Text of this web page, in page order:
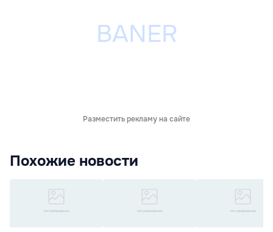
Разместить рекламу на сайте
Похожие новости